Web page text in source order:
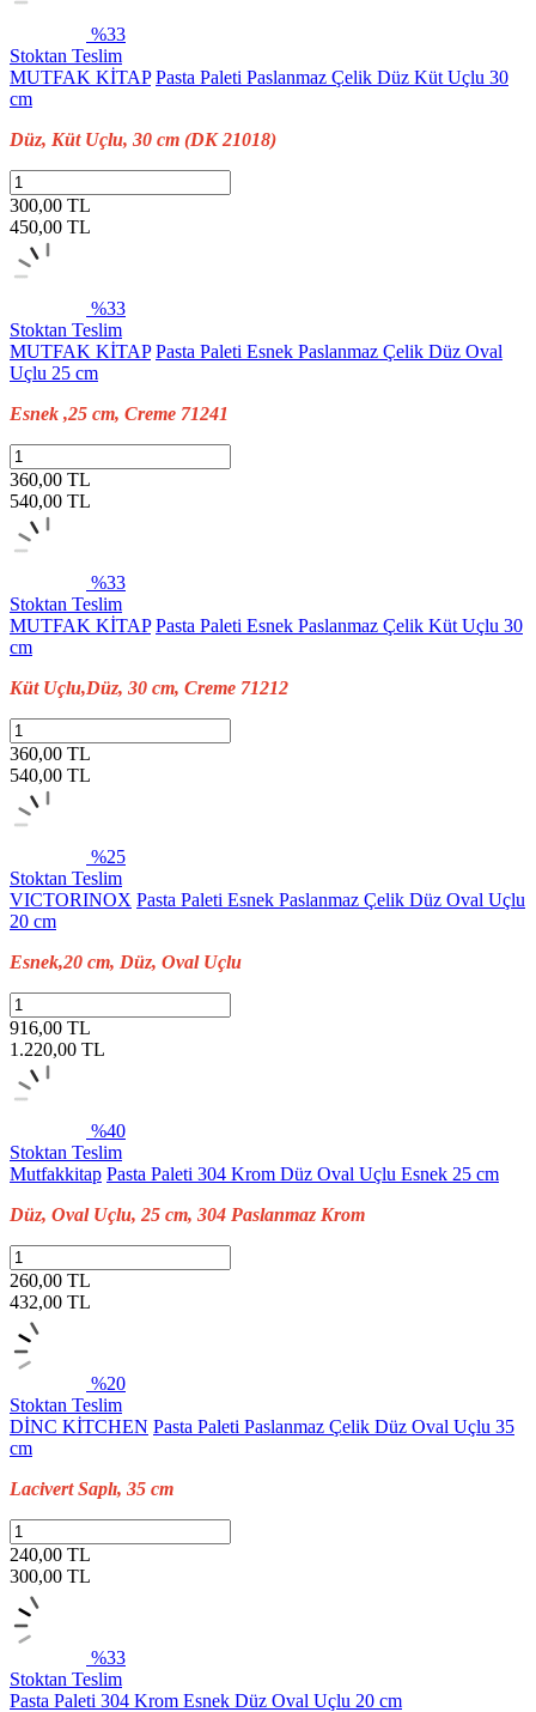
%33
Stoktan Teslim
MUTFAK KİTAP Pasta Paleti Paslanmaz Çelik Düz Küt Uçlu 30
cm
Düz, Küt Uçlu, 30 cm (DK 21018)
300,00 TL
450,00 TL
%33
Stoktan Teslim
MUTFAK KİTAP Pasta Paleti Esnek Paslanmaz Çelik Düz Oval
Uçlu 25 cm
Esnek ,25 cm, Creme 71241
360,00 TL
540,00 TL
%33
Stoktan Teslim
MUTFAK KİTAP Pasta Paleti Esnek Paslanmaz Çelik Küt Uçlu 30
cm
Küt Uçlu,Düz, 30 cm, Creme 71212
360,00 TL
540,00 TL
%25
Stoktan Teslim
VICTORINOX Pasta Paleti Esnek Paslanmaz Çelik Düz Oval Uçlu
20 cm
Esnek,20 cm, Düz, Oval Uçlu
916,00 TL
1.220,00 TL
%40
Stoktan Teslim
Mutfakkitap Pasta Paleti 304 Krom Düz Oval Uçlu Esnek 25 cm
Düz, Oval Uçlu, 25 cm, 304 Paslanmaz Krom
260,00 TL
432,00 TL
%20
Stoktan Teslim
DİNC KİTCHEN Pasta Paleti Paslanmaz Çelik Düz Oval Uçlu 35
cm
Lacivert Saplı, 35 cm
240,00 TL
300,00 TL
%33
Stoktan Teslim
Pasta Paleti 304 Krom Esnek Düz Oval Uçlu 20 cm